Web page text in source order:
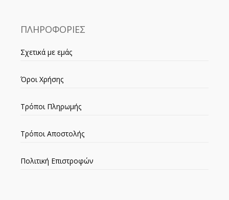
ΠΛΗΡΟΦΟΡΙΕΣ
Σχετικά με εμάς
Όροι Χρήσης
Τρόποι Πληρωμής
Τρόποι Αποστολής
Πολιτική Επιστροφών